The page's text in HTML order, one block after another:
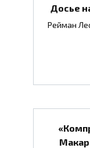
Досье
Рейман